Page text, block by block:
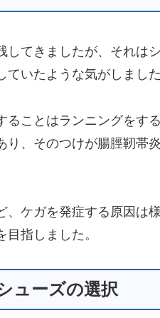
てきましたが、それは
いたような気がしました
ことはランニングをす
、そのつけが腸脛靭帯
ケガを発症する原因は
指しました。
ューズの選択